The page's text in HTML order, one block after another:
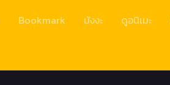
Bookmark มังงะ ดูอนิเมะ